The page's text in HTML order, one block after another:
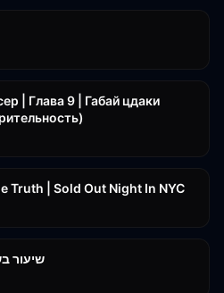
| Глава 9 | Габай цдаки
Truth | Sold Out Night In NYC
שיעור